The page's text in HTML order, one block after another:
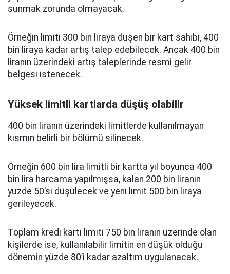
sunmak zorunda olmayacak.
Örneğin limiti 300 bin liraya düşen bir kart sahibi, 400
bin liraya kadar artış talep edebilecek. Ancak 400 bin
liranın üzerindeki artış taleplerinde resmi gelir
belgesi istenecek.
Yüksek limitli kartlarda düşüş olabilir
400 bin liranın üzerindeki limitlerde kullanılmayan
kısmın belirli bir bölümü silinecek.
Örneğin 600 bin lira limitli bir kartta yıl boyunca 400
bin lira harcama yapılmışsa, kalan 200 bin liranın
yüzde 50’si düşülecek ve yeni limit 500 bin liraya
gerileyecek.
Toplam kredi kartı limiti 750 bin liranın üzerinde olan
kişilerde ise, kullanılabilir limitin en düşük olduğu
dönemin yüzde 80’i kadar azaltım uygulanacak.